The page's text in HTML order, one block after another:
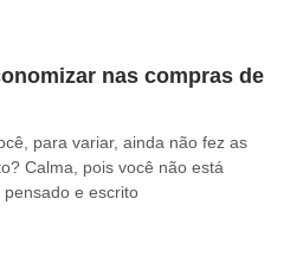
nas compras de
para variar, ainda não fez as
Calma, pois você não está
e escrito